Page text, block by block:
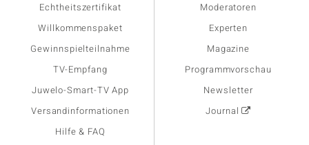
Echtheitszertifikat
Willkommenspaket
Gewinnspielteilnahme
TV-Empfang
Juwelo-Smart-TV App
Versandinformationen
Hilfe & FAQ
Moderatoren
Experten
Magazine
Programmvorschau
Newsletter
Journal